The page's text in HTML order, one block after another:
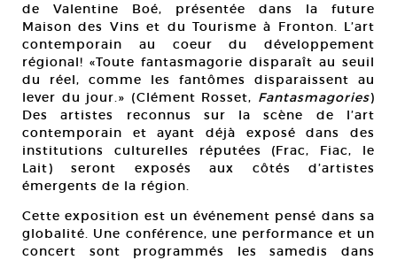
de Valentine Boé, présentée dans la future
Maison des Vins et du Tourisme à Fronton. L’art
contemporain au coeur du développement
régional! «Toute fantasmagorie disparaît au seuil
du réel, comme les fantômes disparaissent au
lever du jour.» (Clément Rosset, Fantasmagories)
Des artistes reconnus sur la scène de l’art
contemporain et ayant déjà exposé dans des
institutions culturelles réputées (Frac, Fiac, le
Lait) seront exposés aux côtés d’artistes
émergents de la région.
Cette exposition est un événement pensé dans sa
globalité. Une conférence, une performance et un
concert sont programmés les samedis dans